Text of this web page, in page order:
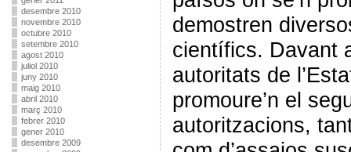
desembre 2010
novembre 2010
octubre 2010
setembre 2010
agost 2010
juliol 2010
juny 2010
maig 2010
abril 2010
març 2010
febrer 2010
gener 2010
desembre 2009
demostren
científics. Davant
autoritats de
promoure’n el
autoritzacions,